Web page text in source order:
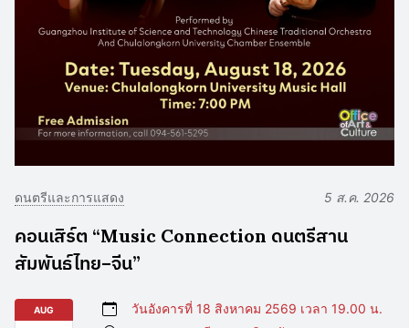
ดนตรีและการแสดง 5 ส.ค. 2026
คอนเสิร์ต “Music Connection ดนตรีสาน
สัมพันธ์ไทย–จีน”
AUG
วันอังคารที่ 18 สิงหาคม 2569 เวลา 19.00 น.